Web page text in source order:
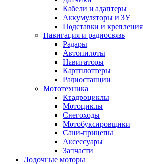
Кабели и адаптеры
Аккумуляторы и ЗУ
Подставки и крепления
Навигация и радиосвязь
Радары
Автопилоты
Навигаторы
Картплоттеры
Радиостанции
Мототехника
Квадроциклы
Мотоциклы
Снегоходы
Мотобуксировщики
Сани-прицепы
Аксессуары
Запчасти
Лодочные моторы